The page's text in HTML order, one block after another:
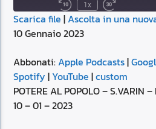
1x
SUBSCRIBE SHARE
Apple Podcasts
YouTube
RSS FEED
SHARE
LINK
EMBED
Scarica file |Ascolta in una
10 Gennaio 2023
Abbonati:Apple Podcasts|
Spotify | YouTube |custom
POTERE AL POPOLO – S.VARIN
10 – 01 – 2023